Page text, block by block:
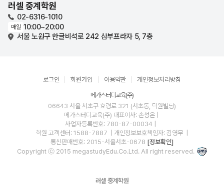
러셀 중계학원
02-6316-1010
매일 10:00~20:00
서울 노원구 한글비석로 242 삼부프라자 5, 7층
로그인 회원가입 이용약관 개인정보처리방침
메가스터디교육(주)
06643 서울 서초구 효령로 321 (서초동, 덕원빌딩)
메가스터디교육(주) 대표이사: 손성은 |
사업자등록번호: 780-87-00034
학원 고객센터: 1588-7887
| 개인정보보호책임자: 김영무
통신판매번호: 2015-서울서초-0678 [정보확인]
Copyright ⓒ 2015 megastudyEdu.Co.Ltd. All right reserved.
러셀 중계학원